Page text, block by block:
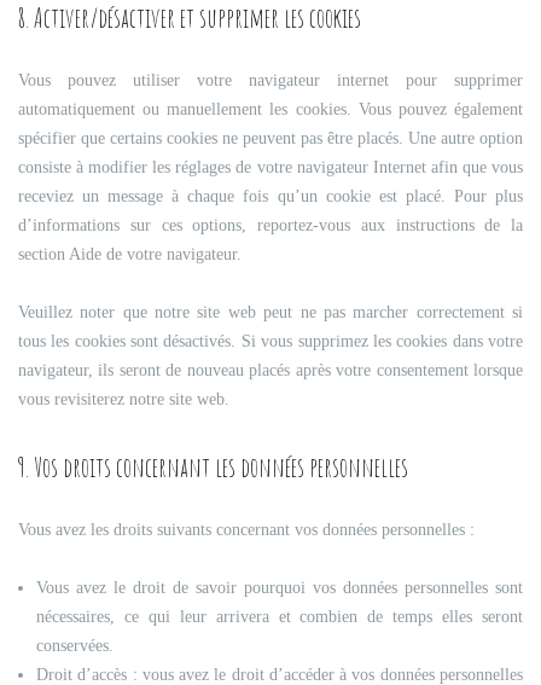
8. Activer/désactiver et supprimer les cookies
Vous pouvez utiliser votre navigateur internet pour supprimer
automatiquement ou manuellement les cookies. Vous pouvez également
spécifier que certains cookies ne peuvent pas être placés. Une autre option
consiste à modifier les réglages de votre navigateur Internet afin que vous
receviez un message à chaque fois qu’un cookie est placé. Pour plus
d’informations sur ces options, reportez-vous aux instructions de la
section Aide de votre navigateur.
Veuillez noter que notre site web peut ne pas marcher correctement si
tous les cookies sont désactivés. Si vous supprimez les cookies dans votre
navigateur, ils seront de nouveau placés après votre consentement lorsque
vous revisiterez notre site web.
9. Vos droits concernant les données personnelles
Vous avez les droits suivants concernant vos données personnelles :
Vous avez le droit de savoir pourquoi vos données personnelles sont
nécessaires, ce qui leur arrivera et combien de temps elles seront
conservées.
Droit d’accès : vous avez le droit d’accéder à vos données personnelles